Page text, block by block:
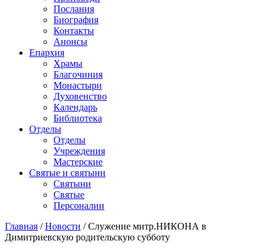
Послания
Биография
Контакты
Анонсы
Епархия
Храмы
Благочиния
Монастыри
Духовенство
Календарь
Библиотека
Отделы
Отделы
Учреждения
Мастерские
Святые и святыни
Cвятыни
Cвятые
Персоналии
Главная /Новости /Служение митр.НИКОНА в
Димитриевскую родительскую субботу